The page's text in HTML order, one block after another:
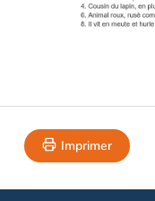
Imprimer